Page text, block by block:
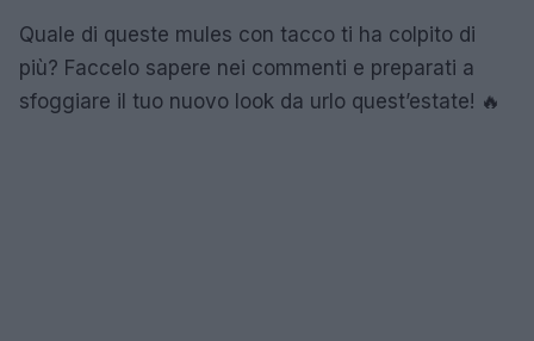
Quale di queste mules con tacco ti ha colpito di
più? Faccelo sapere nei commenti e preparati a
sfoggiare il tuo nuovo look da urlo quest’estate! 🔥